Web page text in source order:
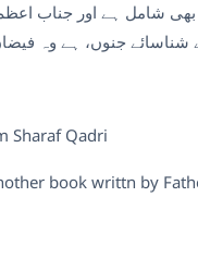
بھی شامل ہے اور جناب
جنوں، ہے وہ
Sharaf Qadri
book writtn by